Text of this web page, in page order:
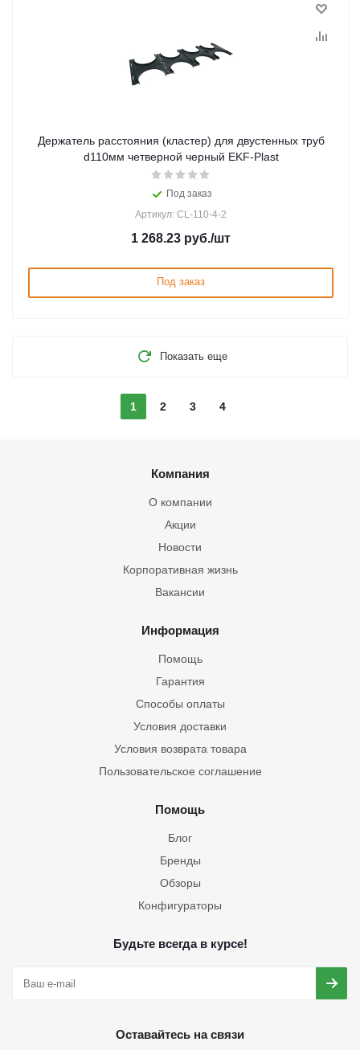
Держатель расстояния (кластер) для двустенных труб
d110мм четверной черный EKF-Plast
Под заказ
Артикул: CL-110-4-2
1 268.23 руб./шт
Под заказ
Показать еще
1 2 3 4
Компания
О компании
Акции
Новости
Корпоративная жизнь
Вакансии
Информация
Помощь
Гарантия
Способы оплаты
Условия доставки
Условия возврата товара
Пользовательское соглашение
Помощь
Блог
Бренды
Обзоры
Конфигураторы
Будьте всегда в курсе!
Оставайтесь на связи